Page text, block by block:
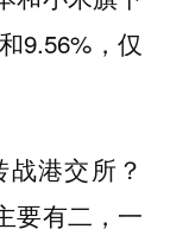
9.56%，仅
港交所？
要有二，一